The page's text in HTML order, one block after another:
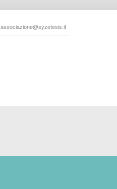
associazione@syzetesis.it